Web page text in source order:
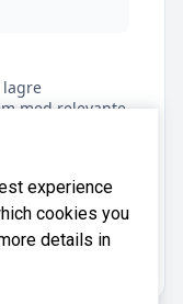
lagre
med relevante
å finne
Få tilbud
experience
cookies you
details in